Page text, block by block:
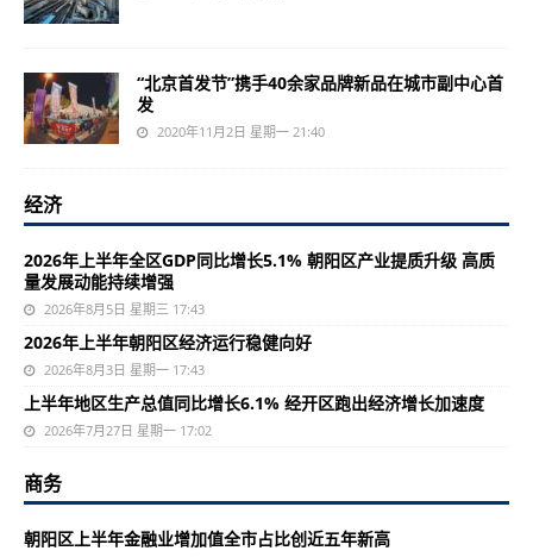
“北京首发节”携手40余家品牌新品在城市副中心首
发
2020年11月2日 星期一 21:40
经济
2026年上半年全区GDP同比增长5.1% 朝阳区产业提质升级 高质
量发展动能持续增强
2026年8月5日 星期三 17:43
2026年上半年朝阳区经济运行稳健向好
2026年8月3日 星期一 17:43
上半年地区生产总值同比增长6.1% 经开区跑出经济增长加速度
2026年7月27日 星期一 17:02
商务
朝阳区上半年金融业增加值全市占比创近五年新高